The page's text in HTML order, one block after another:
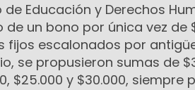
Educación y Derechos
un bono por única vez de
fijos escalonados por
se propusieron sumas de
$25.000 y $30.000, siempre